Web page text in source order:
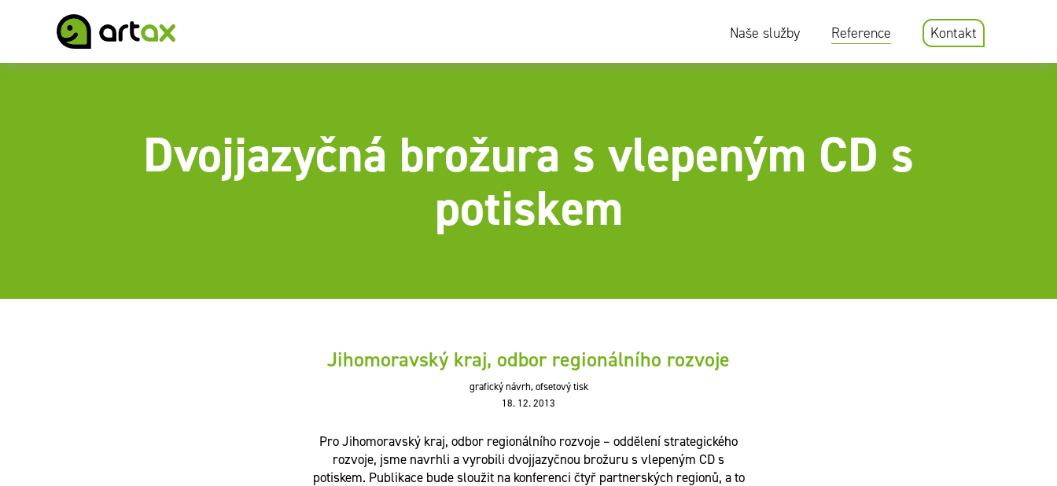
Naše služby Reference Kontakt
Dvojjazyčná brožura s vlepeným CD s
potiskem
Jihomoravský kraj, odbor regionálního rozvoje
grafický návrh, ofsetový tisk
18. 12. 2013
Pro Jihomoravský kraj, odbor regionálního rozvoje – oddělení strategického
rozvoje, jsme navrhli a vyrobili dvojjazyčnou brožuru s vlepeným CD s
potiskem. Publikace bude sloužit na konferenci čtyř partnerských regionů, a to